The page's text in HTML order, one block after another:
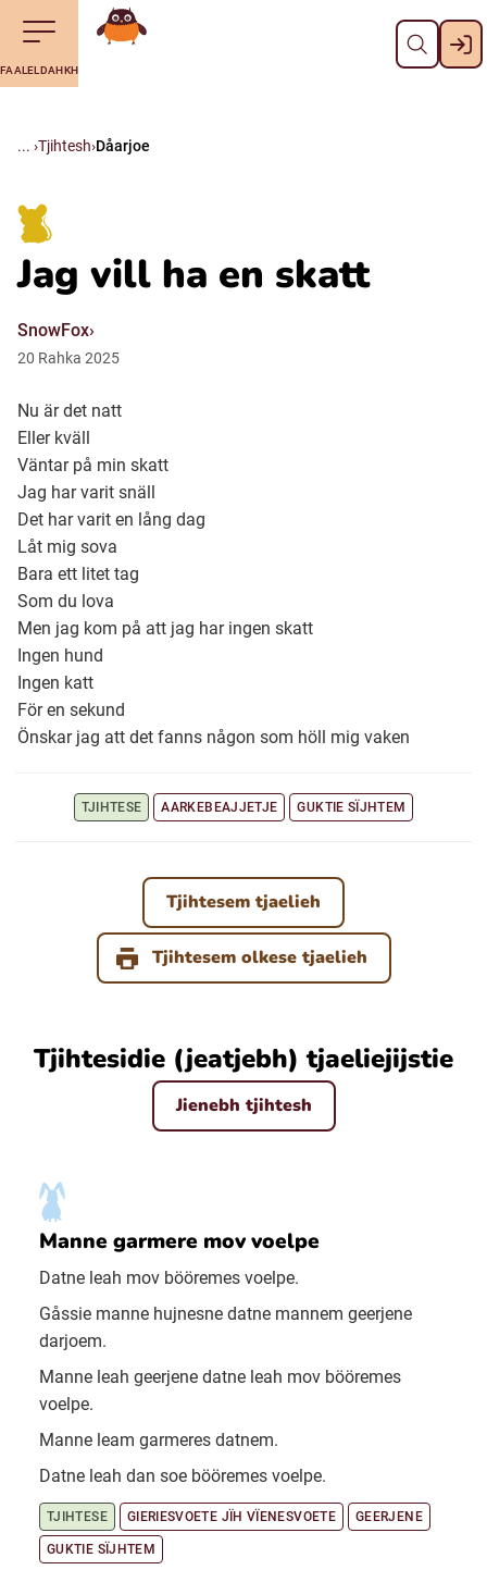
Till navigering av sidans innehåll
Till övergripande innehåll för webbplatsen Dahph
Svenska
Suomi (Finska)
Julevsámegiella (Lulesamiska)
Åarjelsaemiengïele (Sydsamiska)
Davvisámegiella (Nordsamiska)
Bidumsámegiella (Pitesamiska)
Ubmejesámiengiälla (Umesamiska)
Kaale (Romska)
Arli (Romska)
Resanderomani (Romska)
Kelderash (Romska)
Lovari (Romska)
FAALELDAHKH
Aalkoebealan
Tjihtesh Dåarjoe
Jag vill ha en skatt
SnowFox
20 Rahka 2025
Nu är det natt
Eller kväll
Väntar på min skatt
Jag har varit snäll
Det har varit en lång dag
Låt mig sova
Bara ett litet tag
Som du lova
Men jag kom på att jag har ingen skatt
Ingen hund
Ingen katt
För en sekund
Önskar jag att det fanns någon som höll mig vaken
TJIHTESE AARKEBEAJJETJE GUKTIE SÏJHTEM
Tjihtesem tjaelieh
Tjihtesem olkese tjaelieh
Tjihtesidie (jeatjebh) tjaeliejijstie
Jienebh tjihtesh
Manne garmere mov voelpe
Datne leah mov bööremes voelpe.
Gåssie manne hujnesne datne mannem geerjene
darjoem.
Manne leah geerjene datne leah mov bööremes
voelpe.
Manne leam garmeres datnem.
Datne leah dan soe bööremes voelpe.
TJIHTESE GIERIESVOETE JÏH VÏENESVOETE GEERJENE
GUKTIE SÏJHTEM